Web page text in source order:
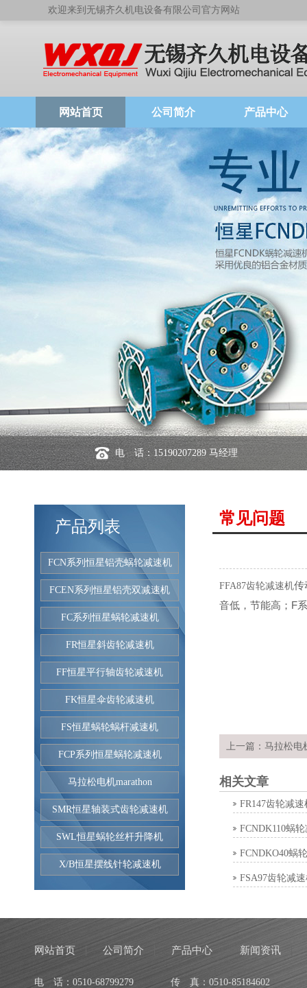
欢迎来到无锡齐久机电设备有限公司官方网站
网站首页 公司简介 产品中心
电 话：15190207289 马经理
产品列表
FCN系列恒星铝壳蜗轮减速机
FCEN系列恒星铝壳双减速机
FC系列恒星蜗轮减速机
FR恒星斜齿轮减速机
FF恒星平行轴齿轮减速机
FK恒星伞齿轮减速机
FS恒星蜗轮蜗杆减速机
FCP系列恒星蜗轮减速机
马拉松电机marathon
SMR恒星轴装式齿轮减速机
SWL恒星蜗轮丝杆升降机
X/B恒星摆线针轮减速机
常见问题
FFA87齿轮减速机传
音低，节能高；F
上一篇： 马拉松电
相关文章
FR147齿轮减速
FCNDK110蜗
FCNDKO40蜗
FSA97齿轮减
网站首页 公司简介 产品中心 新闻资讯
电 话：0510-68799279
传 真：0510-85184602